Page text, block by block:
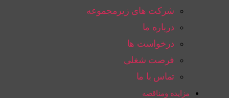
شرکت های زیرمجموعه
درباره ما
درخواست ها
فرصت شغلی
تماس با ما
مزایده ومناقصه